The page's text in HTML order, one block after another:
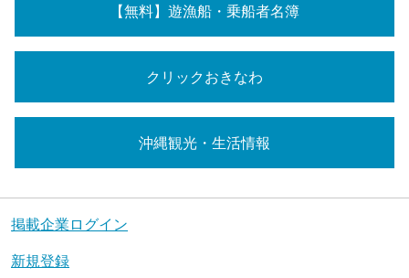
【無料】遊漁船・乗船者名簿
クリックおきなわ
沖縄観光・生活情報
掲載企業ログイン
新規登録